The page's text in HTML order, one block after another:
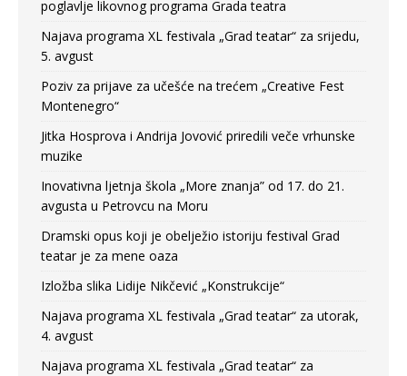
poglavlje likovnog programa Grada teatra
Najava programa XL festivala „Grad teatar“ za srijedu,
5. avgust
Poziv za prijave za učešće na trećem „Creative Fest
Montenegro“
Jitka Hosprova i Andrija Jovović priredili veče vrhunske
muzike
Inovativna ljetnja škola „More znanja” od 17. do 21.
avgusta u Petrovcu na Moru
Dramski opus koji je obelježio istoriju festival Grad
teatar je za mene oaza
Izložba slika Lidije Nikčević „Konstrukcije“
Najava programa XL festivala „Grad teatar“ za utorak,
4. avgust
Najava programa XL festivala „Grad teatar“ za